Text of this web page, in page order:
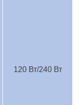
120 Вт/240 Вт